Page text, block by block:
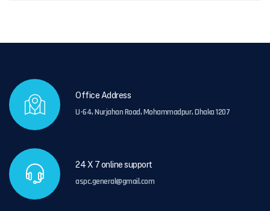
Office Address
U-64, Nurjahan Road, Mohammadpur, Dhaka 1207
24 X 7 online support
aspc.general@gmail.com